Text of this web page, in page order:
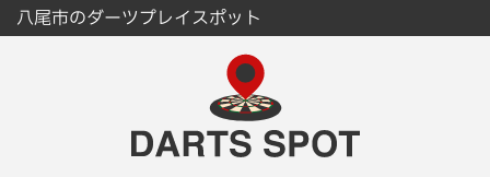
八尾市のダーツプレイスポット